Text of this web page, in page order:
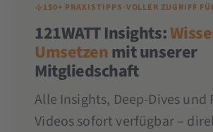
150+ PRAXISTIPPS·VOLLER ZUGRIFF
121WATT Insights:
Umsetzenmit unserer
Mitgliedschaft
Alle Insights, Deep-Dives und
Videos sofort verfügbar –